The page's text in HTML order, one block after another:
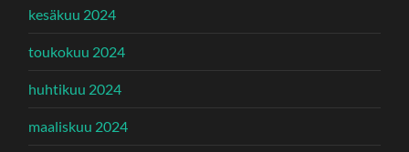
kesäkuu 2024
toukokuu 2024
huhtikuu 2024
maaliskuu 2024